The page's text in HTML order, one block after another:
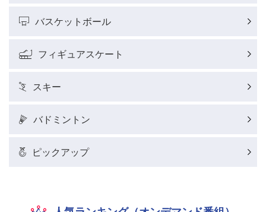
バスケットボール
フィギュアスケート
スキー
バドミントン
ピックアップ